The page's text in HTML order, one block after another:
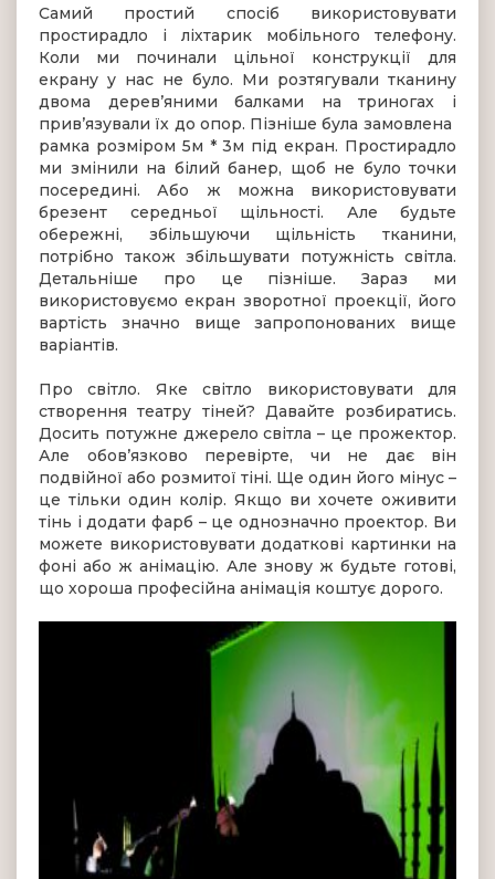
Самий простий спосіб використовувати
простирадло і ліхтарик мобільного телефону.
Коли ми починали цільної конструкції для
екрану у нас не було. Ми розтягували тканину
двома дерев’яними балками на триногах і
прив’язували їх до опор. Пізніше була замовлена ​​
рамка розміром 5м * 3м під екран. Простирадло
ми змінили на білий банер, щоб не було точки
посередині. Або ж можна використовувати
брезент середньої щільності. Але будьте
обережні, збільшуючи щільність тканини,
потрібно також збільшувати потужність світла.
Детальніше про це пізніше. Зараз ми
використовуємо екран зворотної проекції, його
вартість значно вище запропонованих вище
варіантів.
Про світло. Яке світло використовувати для
створення театру тіней? Давайте розбиратись.
Досить потужне джерело світла – це прожектор.
Але обов’язково перевірте, чи не дає він
подвійної або розмитої тіні. Ще один його мінус –
це тільки один колір. Якщо ви хочете оживити
тінь і додати фарб – це однозначно проектор. Ви
можете використовувати додаткові картинки на
фоні або ж анімацію. Але знову ж будьте готові,
що хороша професійна анімація коштує дорого.